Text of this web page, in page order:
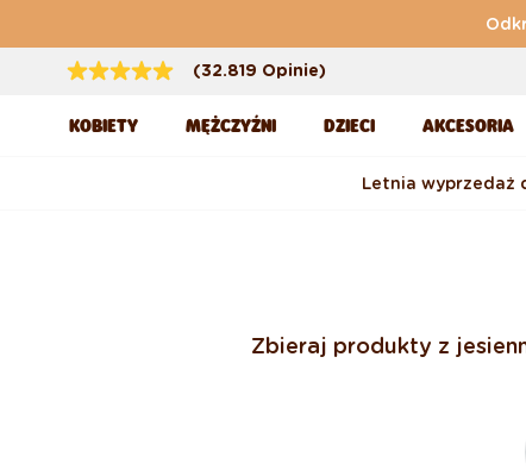
(32.819 Opinie)
KOBIETY MĘŻCZYŹNI DZIECI AKCESORIA
Letnia wyprzedaż
Zbieraj produkty z